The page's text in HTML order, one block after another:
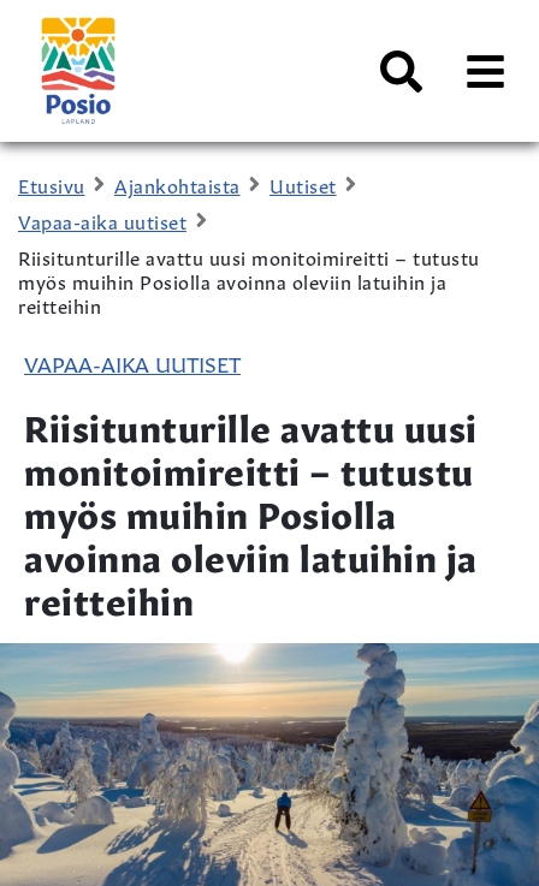
Siirry sisältöön
Kaupungin
logo
AVAA
Etusivu Ajankohtaista
Uutiset
Vapaa-aika uutiset
Riisitunturille avattu uusi monitoimireitti – tutustu
myös muihin Posiolla avoinna oleviin latuihin ja
reitteihin
VAPAA-AIKA UUTISET
Riisitunturille avattu uusi
monitoimireitti – tutustu
myös muihin Posiolla
avoinna oleviin latuihin ja
reitteihin